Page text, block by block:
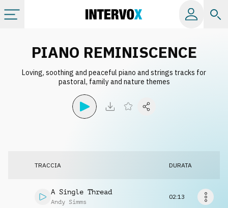
Album
Licenze
Info
PIANO REMINISCENCE
Loving, soothing and peaceful piano and strings tracks for
pastoral, family and nature themes
TRACCIA DURATA
A Single Thread
Andy Simms
02:13